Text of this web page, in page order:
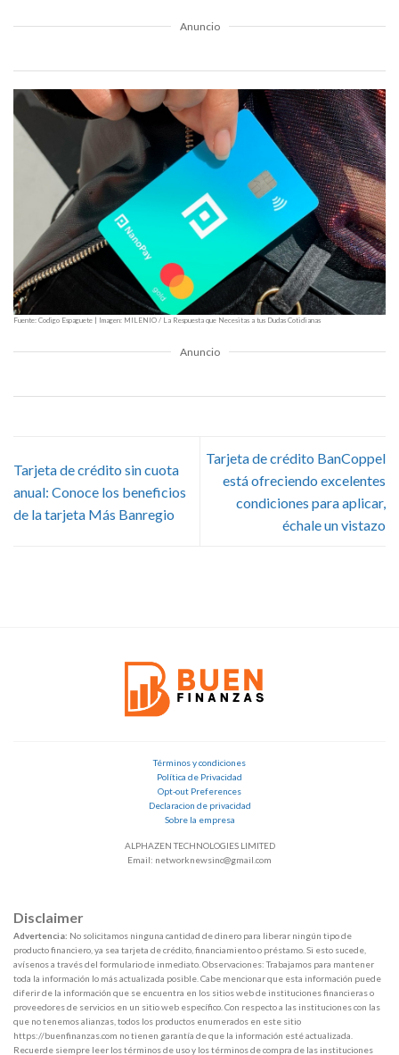
Anuncio
Fuente: Codigo Espaguete | Imagen: MILENIO / La Respuesta que Necesitas a tus Dudas Cotidianas
Anuncio
Tarjeta de crédito sin cuota
anual: Conoce los beneficios
de la tarjeta Más Banregio
Tarjeta de crédito BanCoppel
está ofreciendo excelentes
condiciones para aplicar,
échale un vistazo
Términos y condiciones
Política de Privacidad
Opt-out Preferences
Declaracion de privacidad
Sobre la empresa
ALPHAZEN TECHNOLOGIES LIMITED
Email: networknewsinc@gmail.com
Disclaimer
Advertencia: No solicitamos ninguna cantidad de dinero para liberar ningún tipo de
producto financiero, ya sea tarjeta de crédito, financiamiento o préstamo. Si esto sucede,
avísenos a través del formulario de inmediato. Observaciones: Trabajamos para mantener
toda la información lo más actualizada posible. Cabe mencionar que esta información puede
diferir de la información que se encuentra en los sitios web de instituciones financieras o
proveedores de servicios en un sitio web específico. Con respecto a las instituciones con las
que no tenemos alianzas, todos los productos enumerados en este sitio
https://buenfinanzas.com no tienen garantía de que la información esté actualizada.
Recuerde siempre leer los términos de uso y los términos de compra de las instituciones